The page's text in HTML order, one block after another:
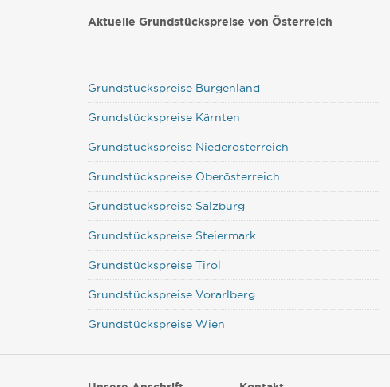
Aktuelle Grundstückspreise von Österreich
Grundstückspreise Burgenland
Grundstückspreise Kärnten
Grundstückspreise Niederösterreich
Grundstückspreise Oberösterreich
Grundstückspreise Salzburg
Grundstückspreise Steiermark
Grundstückspreise Tirol
Grundstückspreise Vorarlberg
Grundstückspreise Wien